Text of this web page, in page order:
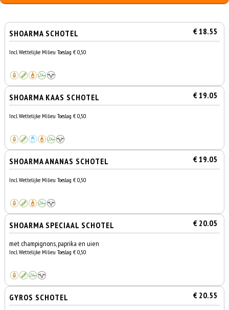
SHOARMA SCHOTEL € 18.55
Incl. Wettelijke Milieu Toeslag € 0,50
SHOARMA KAAS SCHOTEL € 19.05
Incl. Wettelijke Milieu Toeslag € 0,50
SHOARMA ANANAS SCHOTEL € 19.05
Incl. Wettelijke Milieu Toeslag € 0,50
SHOARMA SPECIAAL SCHOTEL € 20.05
met champignons, paprika en uien
Incl. Wettelijke Milieu Toeslag € 0,50
GYROS SCHOTEL € 20.55